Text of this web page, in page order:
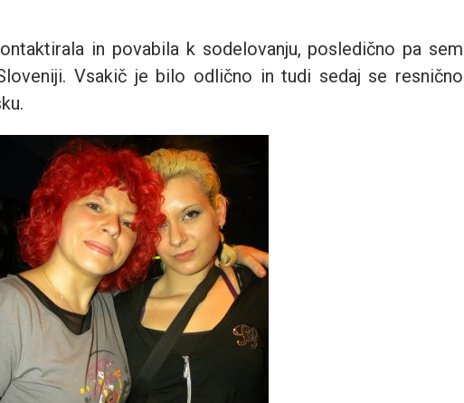
in povabila k sodelovanju, posledično pa sem
Vsakič je bilo odlično in tudi sedaj se resnično